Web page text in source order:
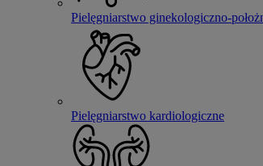
Pielęgniarstwo ginekologiczno-
Pielęgniarstwo kardiologiczne